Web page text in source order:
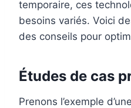
temporaire, ces
besoins variés. Voici
des conseils pour
Études de cas
Prenons l’exemple